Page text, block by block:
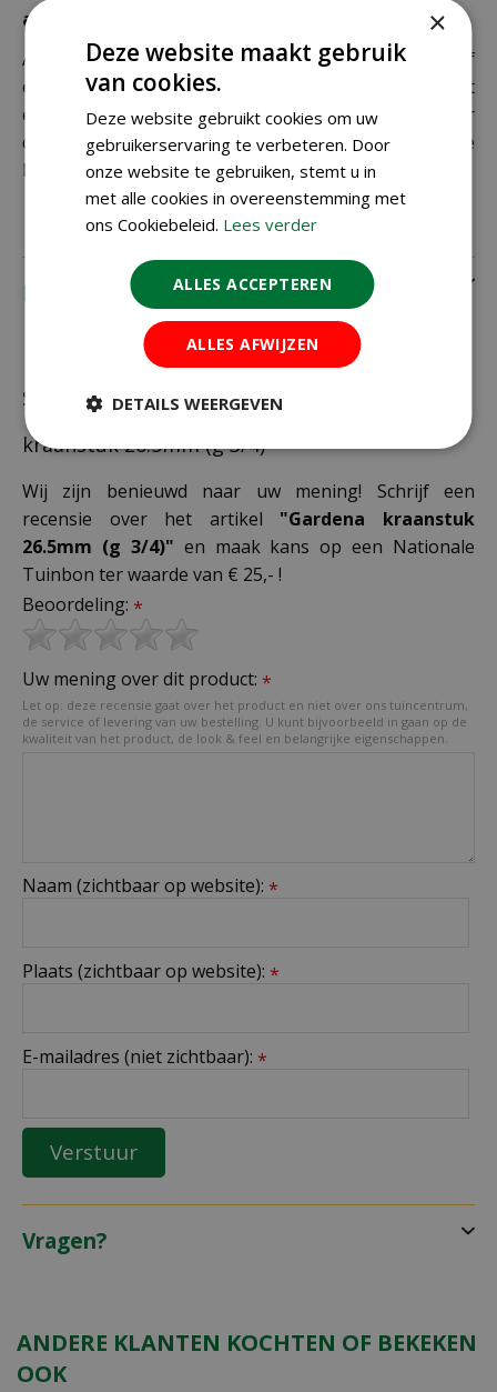
adres
Als je je pakket niet ophaalt bij een PostNL-punt of
een verkeerd afleveradres invult, zijn wij genoodzaakt
extra kosten in rekening te brengen. Controleer
daarom altijd goed je adresgegevens voordat je je
bestelling plaatst.
Recensies
Schrijf zelf een recensie over "Gardena
kraanstuk 26.5mm (g 3/4)"
Wij zijn benieuwd naar uw mening! Schrijf een
recensie over het artikel "Gardena kraanstuk
26.5mm (g 3/4)" en maak kans op een Nationale
Tuinbon ter waarde van € 25,- !
Beoordeling: *
Uw mening over dit product: *
Let op: deze recensie gaat over het product en niet over ons tuincentrum,
de service of levering van uw bestelling. U kunt bijvoorbeeld in gaan op de
kwaliteit van het product, de look & feel en belangrijke eigenschappen.
Naam (zichtbaar op website): *
Plaats (zichtbaar op website): *
E-mailadres (niet zichtbaar): *
Vragen?
ANDERE KLANTEN KOCHTEN OF BEKEKEN
OOK
×
Deze website maakt gebruik
van cookies.
Deze website gebruikt cookies om uw
gebruikerservaring te verbeteren. Door
onze website te gebruiken, stemt u in
met alle cookies in overeenstemming met
ons Cookiebeleid. Lees verder
ALLES ACCEPTEREN
ALLES AFWIJZEN
DETAILS WEERGEVEN